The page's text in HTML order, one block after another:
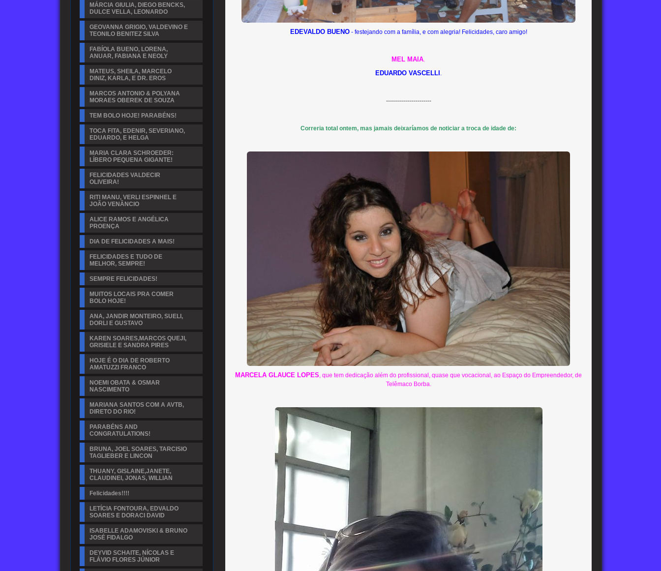
MÁRCIA GIULIA, DIEGO BENCKS,
DULCE VELLA, LEONARDO
GEOVANNA GRIGIO, VALDEVINO E
TEONILO BENITEZ SILVA
FABÍOLA BUENO, LORENA,
ANUAR, FABIANA E NEOLY
MATEUS, SHEILA, MARCELO
DINIZ, KARLA, E DR. EROS
MARCOS ANTONIO & POLYANA
MORAES OBEREK DE SOUZA
TEM BOLO HOJE! PARABÉNS!
TOCA FITA, EDENIR, SEVERIANO,
EDUARDO, E HELGA
MARIA CLARA SCHROEDER:
LÍBERO PEQUENA GIGANTE!
FELICIDADES VALDECIR
OLIVEIRA!
RITI MANU, VERLI ESPINHEL E
JOÃO VENÂNCIO
ALICE RAMOS E ANGÉLICA
PROENÇA
DIA DE FELICIDADES A MAIS!
FELICIDADES E TUDO DE
MELHOR, SEMPRE!
SEMPRE FELICIDADES!
MUITOS LOCAIS PRA COMER
BOLO HOJE!
ANA, JANDIR MONTEIRO, SUELI,
DORLI E GUSTAVO
KAREN SOARES,MARCOS QUEJI,
GRISIELE E SANDRA PIRES
HOJE É O DIA DE ROBERTO
AMATUZZI FRANCO
NOEMI OBATA & OSMAR
NASCIMENTO
MARIANA SANTOS COM A AVTB,
DIRETO DO RIO!
PARABÉNS AND
CONGRATULATIONS!
BRUNA, JOEL SOARES, TARCISIO
TAGLIEBER E LINCON
THUANY, GISLAINE,JANETE,
CLAUDINEI, JONAS, WILLIAN
Felicidades!!!!
LETÍCIA FONTOURA, EDVALDO
SOARES E DORACI DAVID
ISABELLE ADAMOVISKI & BRUNO
JOSÉ FIDALGO
DEYVID SCHAITE, NÍCOLAS E
FLÁVIO FLORES JÚNIOR
EDEVALDO BUENO- festejando com a família, e com alegria! Felicidades, caro amigo!
MEL MAIA.
EDUARDO VASCELLI .
-----------------------
Correria total ontem, mas jamais deixaríamos de noticiar a troca de idade de:
MARCELA GLAUCE LOPES, que tem dedicação além do profissional, quase que vocacional, ao Espaço do Empreendedor, de
Telêmaco Borba.